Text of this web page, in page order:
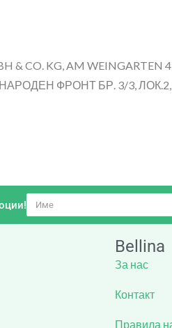
KG, AM WEINGARTEN
ФРОНТ БР. 3/3, ЛОК.2,
Bellina
За нас
Контакт
Правила